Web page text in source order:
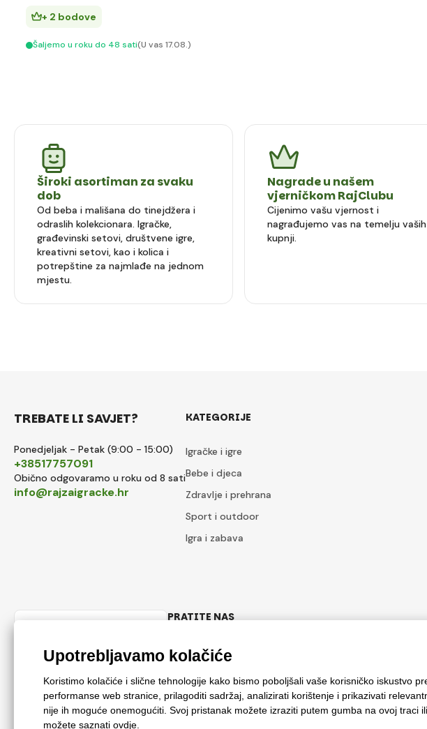
+ 2 bodove
Šaljemo u roku do 48 sati(U vas 17.08.)
Široki asortiman za svaku
dob
Od beba i mališana do tinejdžera i
odraslih kolekcionara. Igračke,
građevinski setovi, društvene igre,
kreativni setovi, kao i kolica i
potrepštine za najmlađe na jednom
mjestu.
Nagrade u našem
vjerničkom RajClubu
Cijenimo vašu vjernost i
nagrađujemo vas na temelju vaših
kupnji.
TREBATE LI SAVJET?
Ponedjeljak - Petak (9:00 - 15:00)
+38517757091
Obično odgovaramo u roku od 8 sati
info@rajzaigracke.hr
KATEGORIJE
Igračke i igre
Bebe i djeca
Zdravlje i prehrana
Sport i outdoor
Igra i zabava
PRATITE NAS
Facebook
© 2018 - 2026 Rajzaigracke.hr, Sva prava pridržana